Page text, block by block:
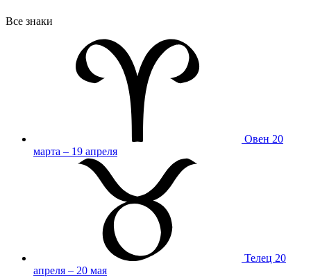
Все знаки
Овен 20
марта – 19 апреля
Телец 20
апреля – 20 мая